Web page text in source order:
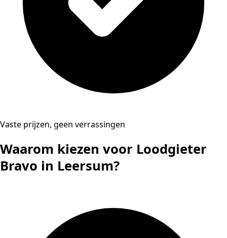
Vaste prijzen, geen verrassingen
Waarom kiezen voor Loodgieter
Bravo in Leersum?